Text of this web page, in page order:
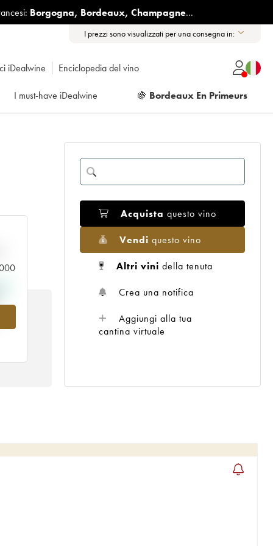
Borgogna, Bordeaux, Champagne...
I prezzi sono visualizzati per una consegna in:
iDealwine Enciclopedia del vino
I must-have iDealwine 🍇 Bordeaux En Primeurs
Acquista questo vino
Vendi questo vino
Altri vini della tenuta
Crea una notifica
Aggiungi alla tua
cantina virtuale